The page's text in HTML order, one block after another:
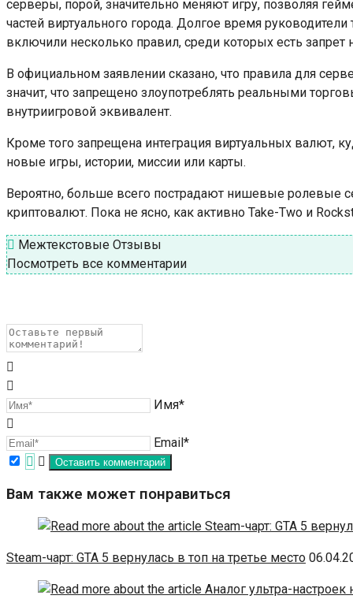
серверы, порой, значительно меняют игру, позволяя
частей виртуального города. Долгое время
включили несколько правил, среди которых есть запрет
В официальном заявлении сказано, что правила для
значит, что запрещено злоупотреблять реальными
внутриигровой эквивалент.
Кроме того запрещена интеграция виртуальных валют,
новые игры, истории, миссии или карты.
Вероятно, больше всего пострадают нишевые ролевые
криптовалют. Пока не ясно, как активно Take-Two и
Межтекстовые Отзывы
Посмотреть все комментарии
Имя*
Email*
Вам также может понравиться
Steam-чарт: GTA 5 вернулась в топ на третье место